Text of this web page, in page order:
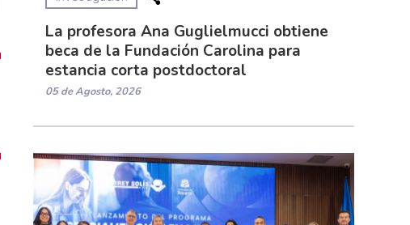
La profesora Ana Guglielmucci obtiene
beca de la Fundación Carolina para
estancia corta postdoctoral
05 de Agosto, 2026